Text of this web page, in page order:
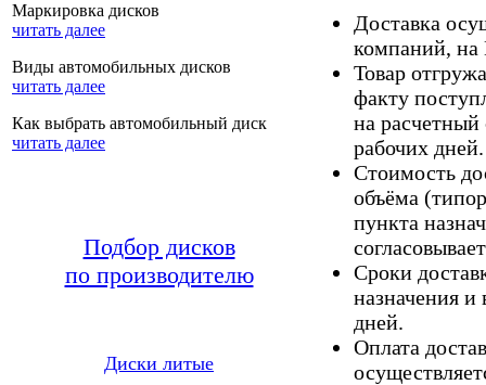
Маркировка дисков
читать далее
Виды автомобильных дисков
читать далее
Как выбрать автомобильный диск
читать далее
Подбор дисков
по производителю
Диски литые
Доставка
компаний,
Товар
факту
на расчетный
рабочих дней.
Стоимость
объёма
пункта
Сроки
назначения и
дней.
Оплата